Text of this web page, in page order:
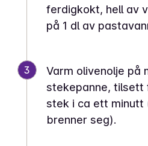
ferdigkokt, hell av
på 1 dl av
3
Varm olivenolje på
stekepanne, tilsett
stek i ca ett minutt
brenner seg).